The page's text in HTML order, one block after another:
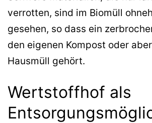
verrotten, sind im Biomüll
gesehen, so dass ein
den eigenen Kompost oder
Hausmüll gehört.
Wertstoffhof als